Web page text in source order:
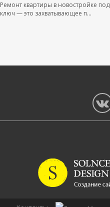
Ремонт квартиры в новостройке под
ключ — это захватывающее п...